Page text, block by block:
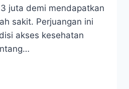
juta demi mendapatkan
sakit. Perjuangan ini
akses kesehatan